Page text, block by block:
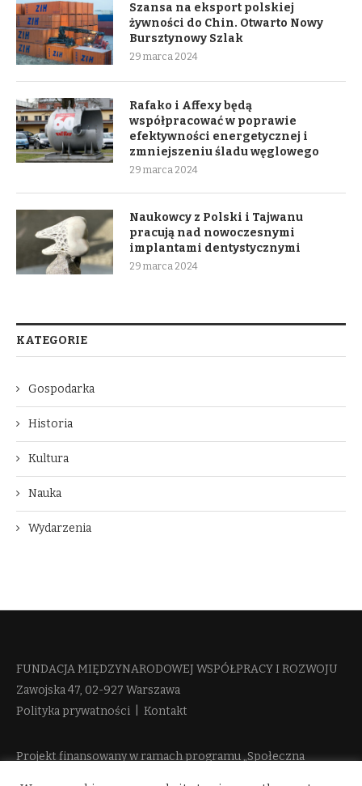
Szansa na eksport polskiej
żywności do Chin. Otwarto Nowy
Bursztynowy Szlak
29 marca 2024
Rafako i Affexy będą
współpracować w poprawie
efektywności energetycznej i
zmniejszeniu śladu węglowego
29 marca 2024
Naukowcy z Polski i Tajwanu
pracują nad nowoczesnymi
implantami dentystycznymi
29 marca 2024
KATEGORIE
Gospodarka
Historia
Kultura
Nauka
Wydarzenia
FUNDACJA MIĘDZYNARODOWEJ WSPÓŁPRACY I ROZWOJU​
Zawojska 47, 02-927 Warszawa
Polityka prywatności
Kontakt
Projekt finansowany w ramach programu „Społeczna